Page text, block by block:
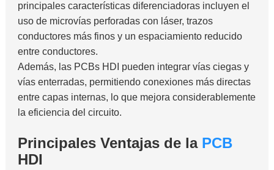
principales características diferenciadoras incluyen el
uso de microvías perforadas con láser, trazos
conductores más finos y un espaciamiento reducido
entre conductores.
Además, las PCBs HDI pueden integrar vías ciegas y
vías enterradas, permitiendo conexiones más directas
entre capas internas, lo que mejora considerablemente
la eficiencia del circuito.
Principales Ventajas de la PCB
HDI